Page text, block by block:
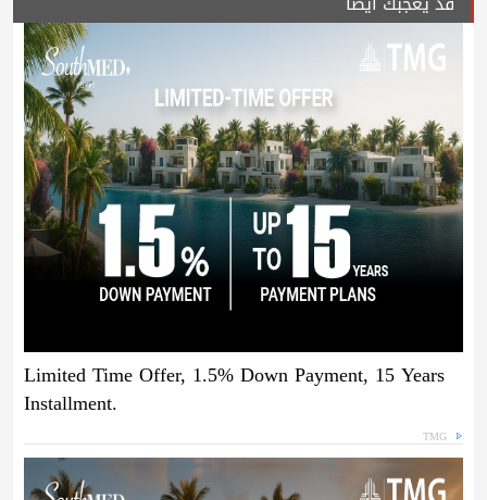
Limited Time Offer, 1.5% Down Payment, 15 Years
Installment.
TMG